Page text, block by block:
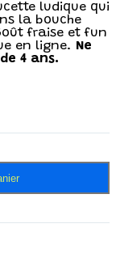
ludique qui
la bouche
fraise et fun
en ligne.
Ne
4 ans.